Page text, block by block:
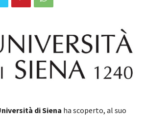
di Siena ha scoperto, al suo